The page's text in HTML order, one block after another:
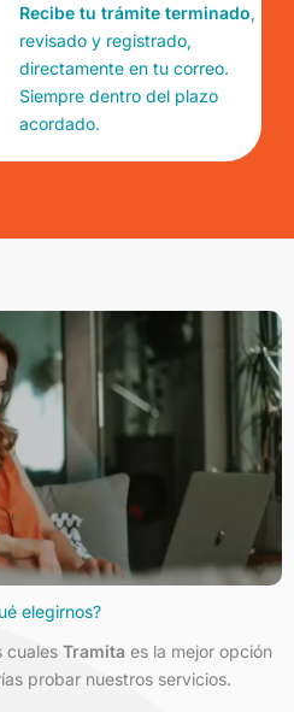
Recibe tu trámite terminado,
revisado y registrado,
directamente en tu correo.
Siempre dentro del plazo
acordado.
elegirnos?
cuales Tramita es la mejor opción
probar nuestros servicios.